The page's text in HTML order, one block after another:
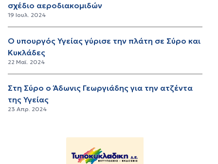
σχέδιο αεροδιακομιδών
19 Ιουλ. 2024
Ο υπουργός Υγείας γύρισε την πλάτη σε Σύρο και
Κυκλάδες
22 Μαϊ. 2024
Στη Σύρο ο Άδωνις Γεωργιάδης για την ατζέντα
της Υγείας
23 Απρ. 2024